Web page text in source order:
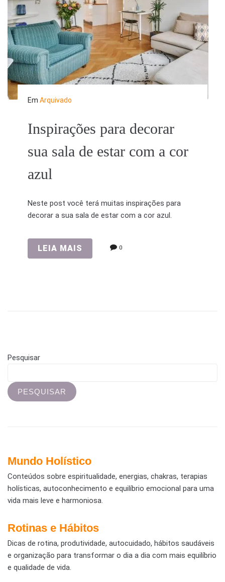
Em Arquivado
Inspirações para decorar
sua sala de estar com a cor
azul
Neste post você terá muitas inspirações para
decorar a sua sala de estar com a cor azul.
LEIA MAIS 0
Pesquisar
PESQUISAR
Mundo Holístico
Conteúdos sobre espiritualidade, energias, chakras, terapias
holísticas, autoconhecimento e equilíbrio emocional para uma
vida mais leve e harmoniosa.
Rotinas e Hábitos
Dicas de rotina, produtividade, autocuidado, hábitos saudáveis
e organização para transformar o dia a dia com mais equilíbrio
e qualidade de vida.